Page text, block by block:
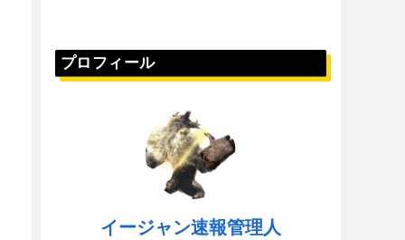
プロフィール
イージャン速報管理人